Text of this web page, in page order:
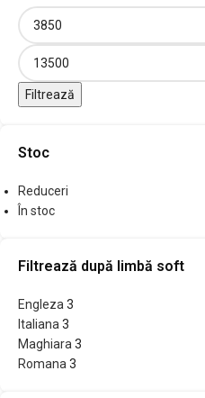
Filtrează
Stoc
Reduceri
În stoc
Filtrează după limbă soft
Engleza 3
Italiana 3
Maghiara 3
Romana 3